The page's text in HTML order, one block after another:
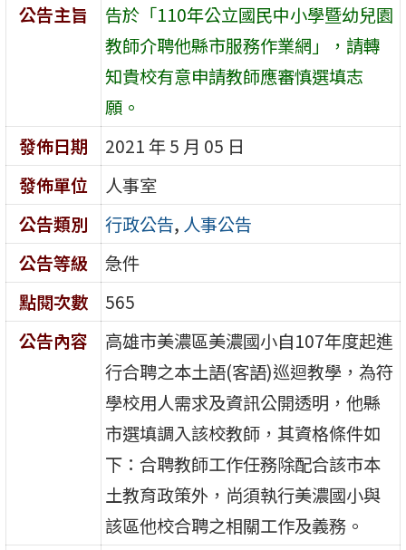
公告主旨
告於「110年公立國民中小學暨幼兒園
教師介聘他縣市服務作業網」，請轉
知貴校有意申請教師應審慎選填志
願。
發佈日期
2021 年 5 月 05 日
發佈單位
人事室
公告類別
行政公告, 人事公告
公告等級
急件
點閱次數
565
公告內容
高雄市美濃區美濃國小自107年度起進
行合聘之本土語(客語)巡迴教學，為符
學校用人需求及資訊公開透明，他縣
市選填調入該校教師，其資格條件如
下：合聘教師工作任務除配合該市本
土教育政策外，尚須執行美濃國小與
該區他校合聘之相關工作及義務。